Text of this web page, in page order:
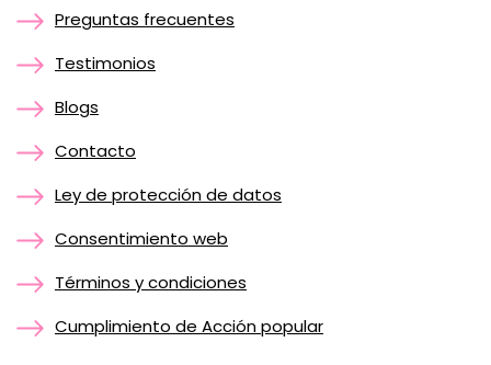
Preguntas frecuentes
Testimonios
Blogs
Contacto
Ley de protección de datos
Consentimiento web
Términos y condiciones
Cumplimiento de Acción popular